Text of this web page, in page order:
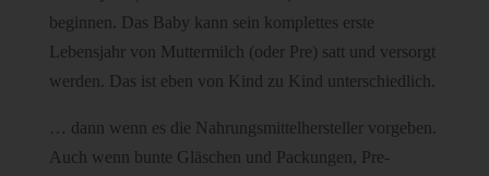
beginnen. Das Baby kann sein komplettes erste
Lebensjahr von Muttermilch (oder Pre) satt und versorgt
werden. Das ist eben von Kind zu Kind unterschiedlich.
… dann wenn es die Nahrungsmittelhersteller vorgeben.
Auch wenn bunte Gläschen und Packungen, Pre-